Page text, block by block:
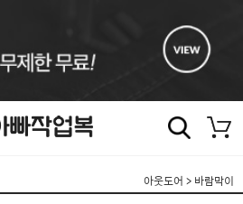
아웃도어 > 바람막이